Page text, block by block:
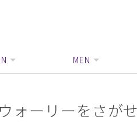
MEN
ォーリーをさが